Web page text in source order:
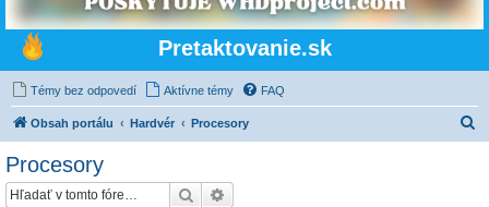
Pretaktovanie.sk
Témy bez odpovedí Aktívne témy FAQ
Obsah portálu Hardvér Procesory
Procesory
Hľadať